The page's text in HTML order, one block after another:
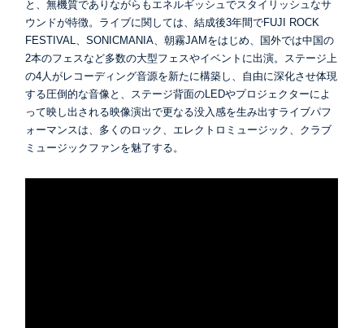
と、無機質でありながらもエネルギッシュでスタイリッシュなサ
ウンドが特徴。ライブに関しては、結成後3年間でFUJI ROCK
FESTIVAL、SONICMANIA、朝霧JAMをはじめ、国外では中国の
2本のフェスなど多数の大型フェスやイベントに出演。ステージ上
の4人がレコーディング音源を新たに構築し、自由に深化させ体現
する圧倒的な音像と、ステージ背面のLEDやプロジェクターによ
って映し出される映像演出で更なる没入感を生み出すライブパフ
ォーマンスは、多くのロック、エレクトロミュージック、クラブ
ミュージックファンを魅了する。